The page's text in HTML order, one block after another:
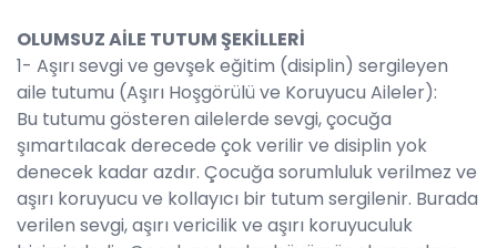
OLUMSUZ AİLE TUTUM ŞEKİLLERİ
1- Aşırı sevgi ve gevşek eğitim (disiplin) sergileyen
aile tutumu (Aşırı Hoşgörülü ve Koruyucu Aileler):
Bu tutumu gösteren ailelerde sevgi, çocuğa
şımartılacak derecede çok verilir ve disiplin yok
denecek kadar azdır. Çocuğa sorumluluk verilmez ve
aşırı koruyucu ve kollayıcı bir tutum sergilenir. Burada
verilen sevgi, aşırı vericilik ve aşırı koruyuculuk